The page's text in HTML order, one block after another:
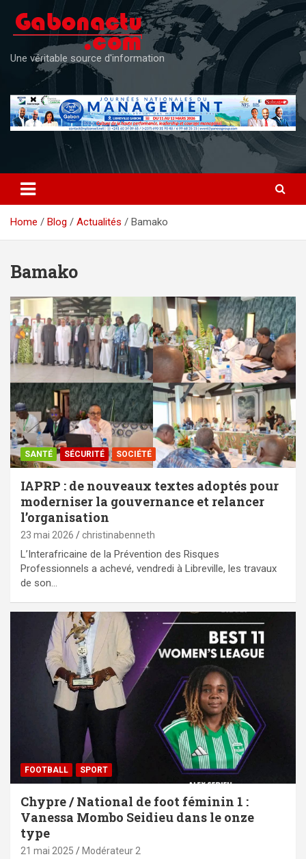
content
Une véritable source d'information
Home Blog Actualités Bamako
Bamako
SANTÉ SÉCURITÉ SOCIÉTÉ
IAPRP : de nouveaux textes adoptés pour
moderniser la gouvernance et relancer
l’organisation
23 mai 2026 christinabenneth
L’Interafricaine de la Prévention des Risques
Professionnels a achevé, vendredi à Libreville, les travaux
de son…
FOOTBALL SPORT
Chypre / National de foot féminin 1 :
Vanessa Mombo Seidieu dans le onze
type
21 mai 2025 Modérateur 2